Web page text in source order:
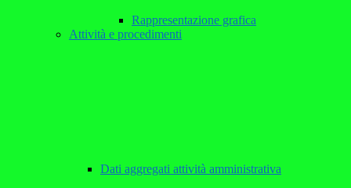
Rappresentazione grafica
Attività e procedimenti
Dati aggregati attività amministrativa